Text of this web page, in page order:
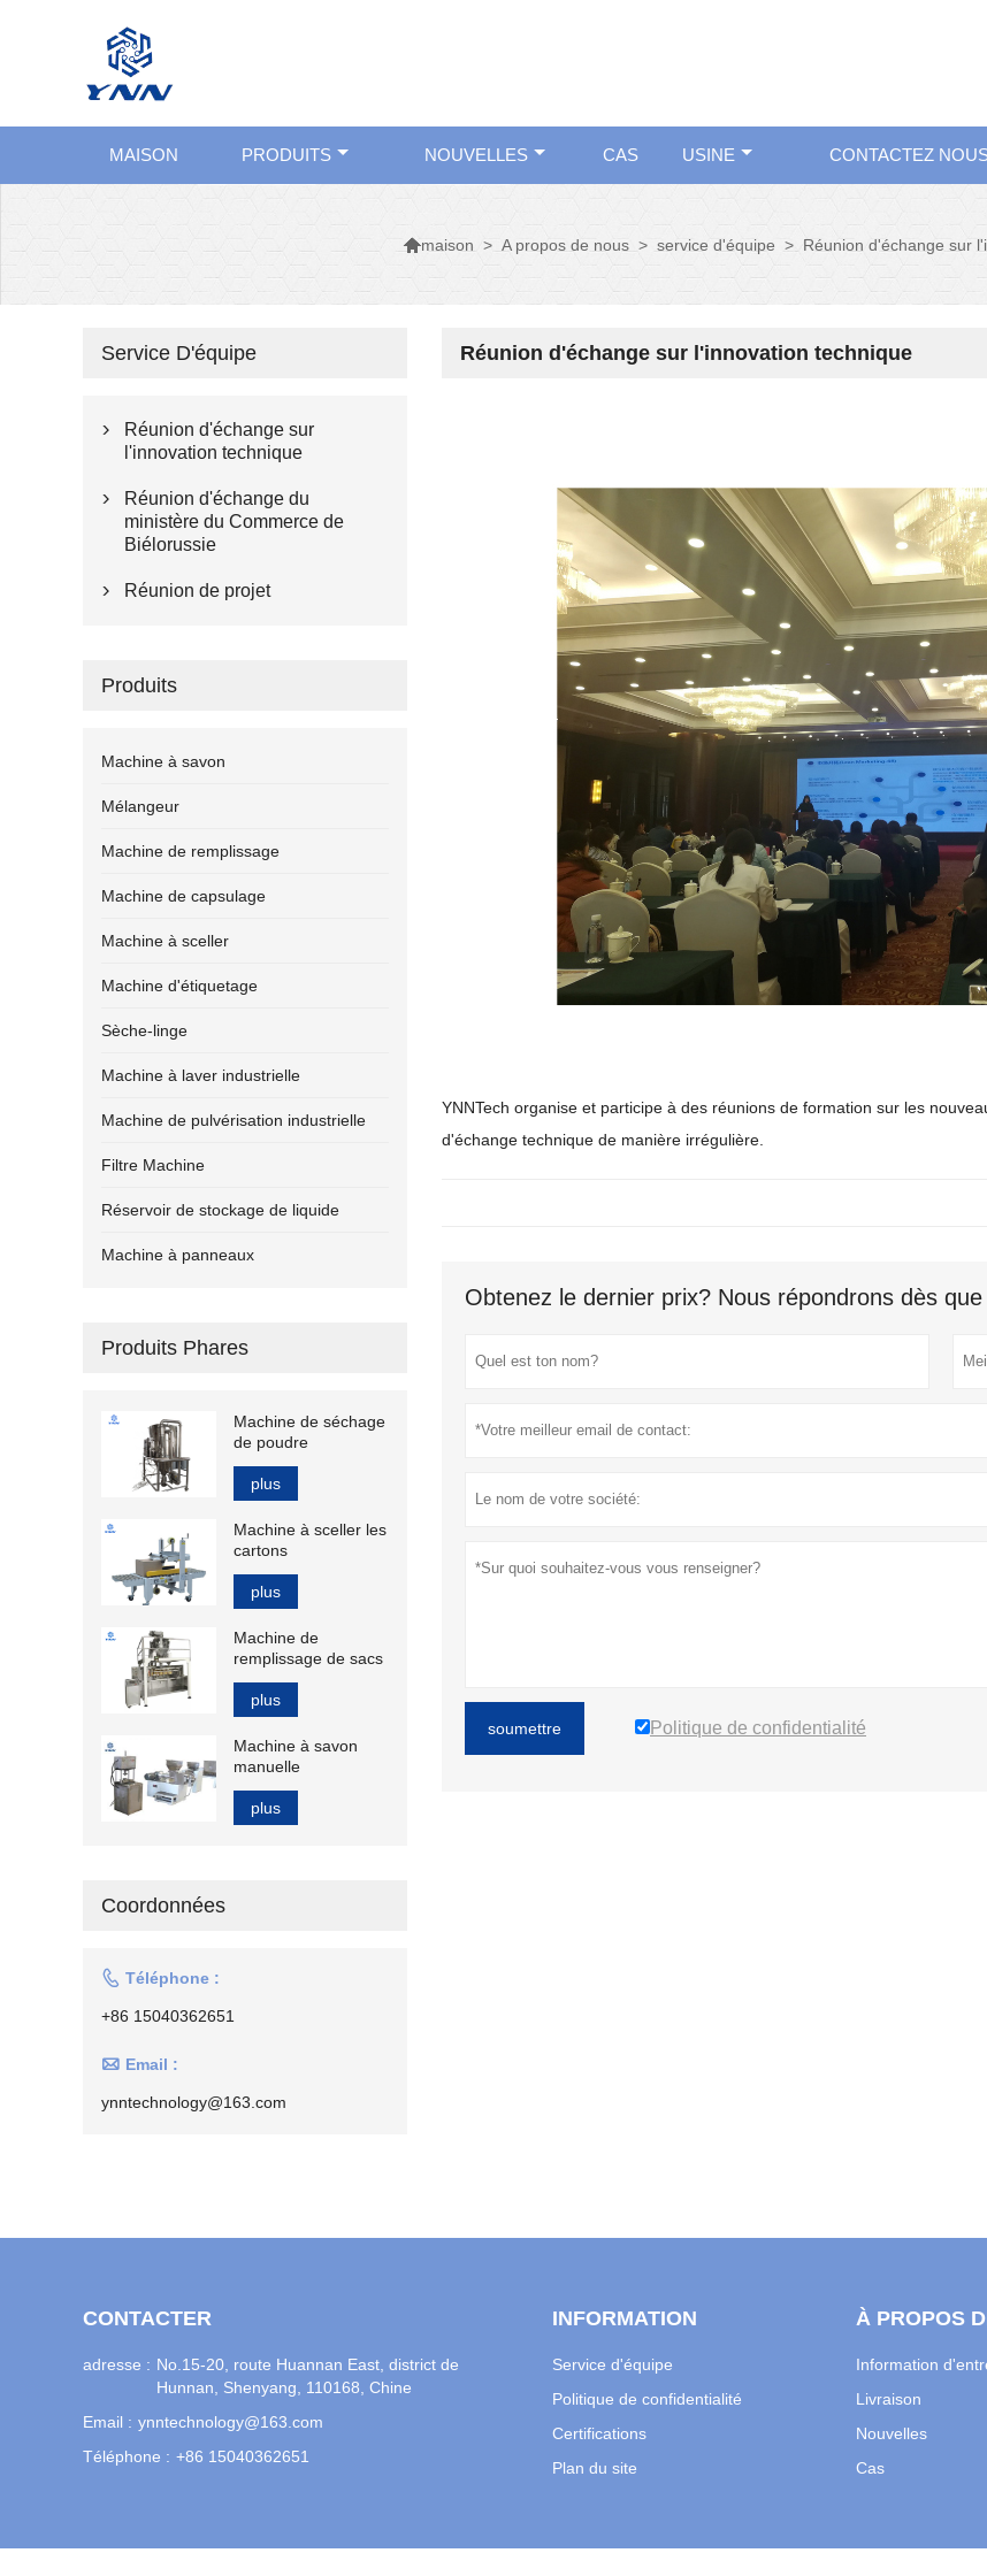
MAISON PRODUITS NOUVELLES CAS USINE CONTACTEZ
maison > A propos de nous > service d'équipe > Réunion d'échange sur
Réunion d'échange sur l'innovation technique
YNNTech organise et participe à des réunions de formation sur les
d'échange technique de manière irrégulière.
Obtenez le dernier prix? Nous répondrons dès
soumettre Politique de confidentialité
Service D'équipe

Réunion d'échange sur
l'innovation technique

Réunion d'échange du
ministère du Commerce de
Biélorussie
 Réunion de projet
Produits
Machine à savon
Mélangeur
Machine de remplissage
Machine de capsulage
Machine à sceller
Machine d'étiquetage
Sèche-linge
Machine à laver industrielle
Machine de pulvérisation industrielle
Filtre Machine
Réservoir de stockage de liquide
Machine à panneaux
Produits Phares
Machine de séchage
de poudre
plus
Machine à sceller les
cartons
plus
Machine de
remplissage de sacs
plus
Machine à savon
manuelle
plus
Coordonnées
 Téléphone :
+86 15040362651
 Email :
ynntechnology@163.com
CONTACTER
adresse : No.15-20, route Huannan East, district de
Hunnan, Shenyang, 110168, Chine
Email : ynntechnology@163.com
Téléphone : +86 15040362651
INFORMATION
Service d'équipe
Politique de confidentialité
Certifications
Plan du site
À PROPOS
Information
Livraison
Nouvelles
Cas